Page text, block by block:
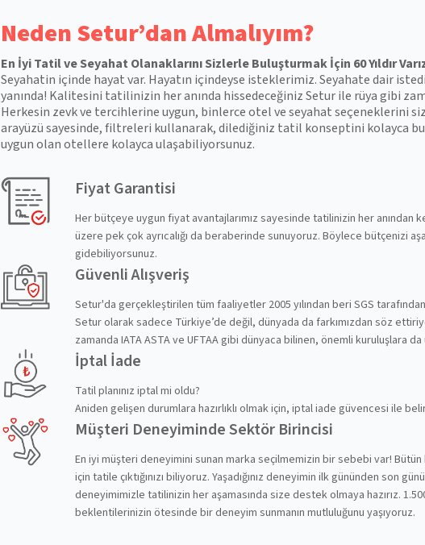
Neden Setur’dan Almalıyım?
En İyi Tatil ve Seyahat Olanaklarını Sizlerle Buluşturmak İçin 60 Yıldır
Seyahatin içinde hayat var. Hayatın içindeyse isteklerimiz. Seyahate dair
yanında! Kalitesini tatilinizin her anında hissedeceğiniz Setur ile rüya gibi
Herkesin zevk ve tercihlerine uygun, binlerce otel ve seyahat seçeneklerini
arayüzü sayesinde, filtreleri kullanarak, dilediğiniz tatil konseptini kolayca
uygun olan otellere kolayca ulaşabiliyorsunuz.
Fiyat Garantisi
Her bütçeye uygun fiyat avantajlarımız sayesinde tatilinizin her anından
üzere pek çok ayrıcalığı da beraberinde sunuyoruz. Böylece bütçenizi
gidebiliyorsunuz.
Güvenli Alışveriş
Setur'da gerçekleştirilen tüm faaliyetler 2005 yılından beri SGS
Setur olarak sadece Türkiye’de değil, dünyada da farkımızdan söz
zamanda IATA ASTA ve UFTAA gibi dünyaca bilinen, önemli kuruluşlara
İptal İade
Tatil planınız iptal mi oldu?
Aniden gelişen durumlara hazırlıklı olmak için, iptal iade güvencesi ile
Müşteri Deneyiminde Sektör Birincisi
En iyi müşteri deneyimini sunan marka seçilmemizin bir sebebi var!
için tatile çıktığınızı biliyoruz. Yaşadığınız deneyimin ilk gününden son
deneyimimizle tatilinizin her aşamasında size destek olmaya hazırız.
beklentilerinizin ötesinde bir deneyim sunmanın mutluluğunu yaşıyoruz.